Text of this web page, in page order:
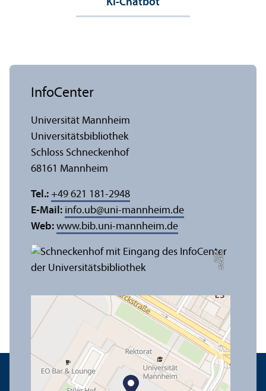
KI-Chatbot
Bil
d:
A
n
n
a
L
o
g
u
e
InfoCenter
Universität Mannheim
Universitäts­bibliothek
Schloss Schneckenhof
68161 Mannheim
Tel.: +49 621 181-2948
E-Mail: info.ub@uni-mannheim.de
Web: www.bib.uni-mannheim.de